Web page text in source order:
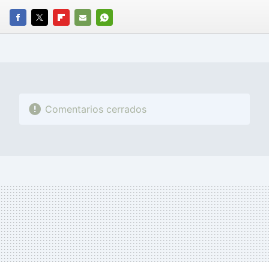
FACEBOOK
TWITTERFLIPBOARD
E-
WHATSAPP
Comentarios cerrados